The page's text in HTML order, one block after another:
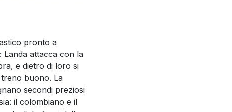
pronto a
Landa attacca con la
e dietro di loro si
buono. La
secondi preziosi
il colombiano e il